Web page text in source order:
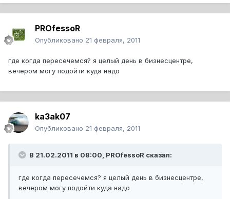
PROfessoR
Опубликовано 21 февраля, 2011
где когда пересечемся? я целый день в бизнесцентре,
вечером могу подойти куда надо
ka3ak07
Опубликовано 21 февраля, 2011
В 21.02.2011 в 08:00, PROfessoR сказал:
где когда пересечемся? я целый день в бизнесцентре,
вечером могу подойти куда надо